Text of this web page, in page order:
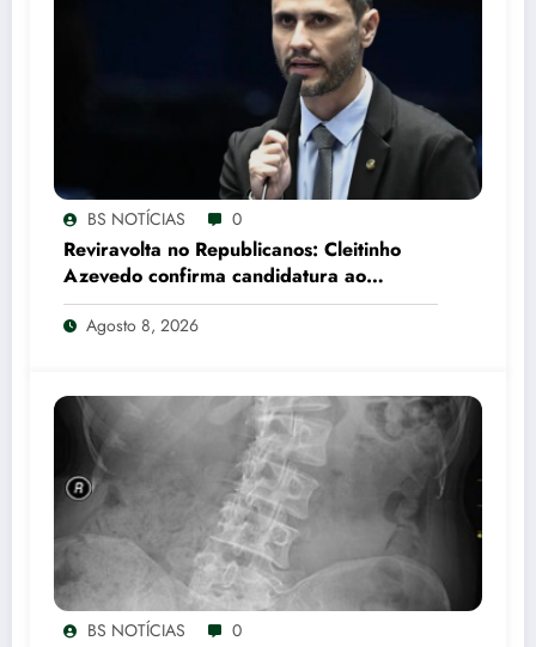
BS NOTÍCIAS 0
Reviravolta no Republicanos: Cleitinho
Azevedo confirma candidatura ao
Governo de Minas Gerais
Agosto 8, 2026
BS NOTÍCIAS 0